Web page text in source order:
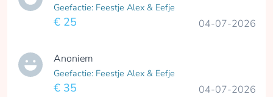
Geefactie: Feestje Alex & Eefje
€ 25 04-07-2026
Anoniem
Geefactie: Feestje Alex & Eefje
€ 35 04-07-2026